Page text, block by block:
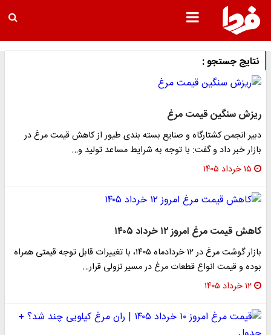
نتایج جستجو :
ریزش سنگین قیمت مرغ
دبیر انجمن کشتارگاه و صنایع بسته بندی طیور از کاهش قیمت مرغ در
بازار خبر داد و گفت: با توجه به شرایط مساعد تولید و…
۱۵ خرداد ۱۴۰۵
کاهش قیمت مرغ امروز ۱۲ خرداد ۱۴۰۵
بازار گوشت مرغ در ۱۲ خردادماه ۱۴۰۵، با تغییرات قابل توجه قیمتی همراه
بوده و قیمت انواع قطعات مرغ در مسیر نزولی قرار…
۱۲ خرداد ۱۴۰۵